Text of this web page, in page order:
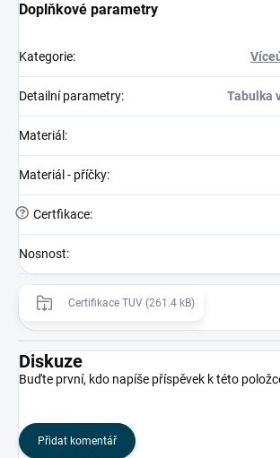
Doplňkové parametry
Kategorie:
Detailní parametry: Tabulka
Materiál :
Materiál - příčky:
? Certfikace:
Nosnost:
Certifikace TUV (261.4 kB)
Diskuze
Buďte první, kdo napíše příspěvek k této
Přidat komentář